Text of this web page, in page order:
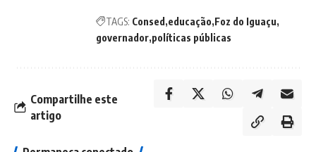
TAGS: Consed educação Foz do Iguaçu
governador políticas públicas
Compartilhe este
artigo